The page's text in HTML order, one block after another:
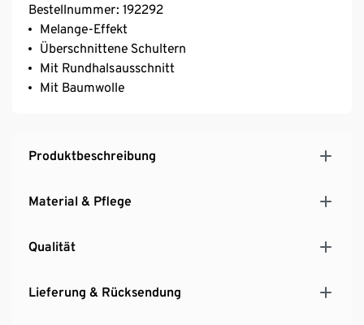
Bestellnummer: 192292
Melange-Effekt
Überschnittene Schultern
Mit Rundhalsausschnitt
Mit Baumwolle
Produktbeschreibung
Material & Pflege
Qualität
Lieferung & Rücksendung